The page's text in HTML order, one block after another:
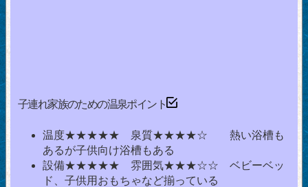
子連れ家族のための温泉ポイント
温度★★★★★ 泉質★★★★☆ 熱い浴槽も
あるが子供向け浴槽もある
設備★★★★★ 雰囲気★★★☆☆ ベビーベッ
ド、子供用おもちゃなど揃っている